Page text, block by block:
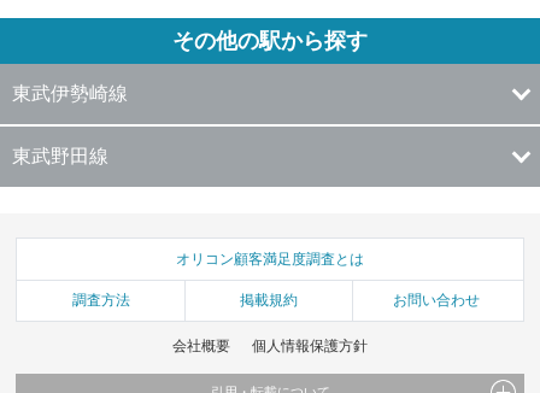
その他の駅から探す
東武伊勢崎線
東武野田線
オリコン顧客満足度調査とは
調査方法 掲載規約 お問い合わせ
会社概要 個人情報保護方針